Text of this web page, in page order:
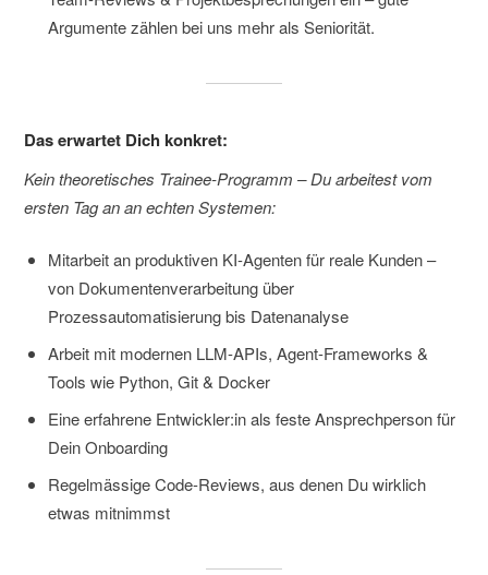
Argumente zählen bei uns mehr als Seniorität.
Das erwartet Dich konkret:
Kein theoretisches Trainee-Programm – Du arbeitest vom
ersten Tag an an echten Systemen:
Mitarbeit an produktiven KI-Agenten für reale Kunden –
von Dokumentenverarbeitung über
Prozessautomatisierung bis Datenanalyse
Arbeit mit modernen LLM-APIs, Agent-Frameworks &
Tools wie Python, Git & Docker
Eine erfahrene Entwickler:in als feste Ansprechperson für
Dein Onboarding
Regelmässige Code-Reviews, aus denen Du wirklich
etwas mitnimmst